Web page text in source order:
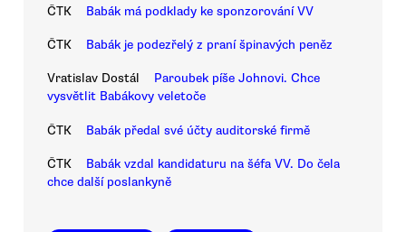
ČTK Babák má podklady ke sponzorování VV
ČTK Babák je podezřelý z praní špinavých peněz
Vratislav Dostál
Paroubek píše Johnovi. Chce
vysvětlit Babákovy veletoče
ČTK Babák předal své účty auditorské firmě
ČTK
Babák vzdal kandidaturu na šéfa VV. Do čela
chce další poslankyně